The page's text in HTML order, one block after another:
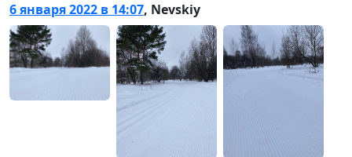
6 января 2022 в 14:07, Nevskiy